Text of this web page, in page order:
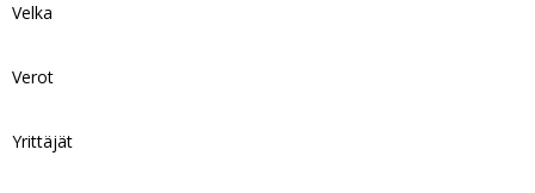
Velka
Verot
Yrittäjät